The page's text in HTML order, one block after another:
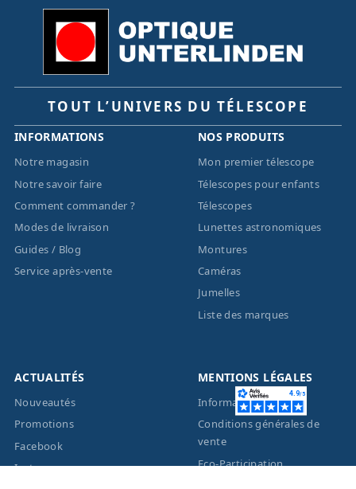
TOUT L’UNIVERS DU TÉLESCOPE
INFORMATIONS
Notre magasin
Notre savoir faire
Comment commander ?
Modes de livraison
Guides / Blog
Service après-vente
NOS PRODUITS
Mon premier télescope
Télescopes pour enfants
Télescopes
Lunettes astronomiques
Montures
Caméras
Jumelles
Liste des marques
ACTUALITÉS
Nouveautés
Promotions
Facebook
Instagram
MENTIONS LÉGALES
Informations légales
Conditions générales de
vente
Eco-Participation